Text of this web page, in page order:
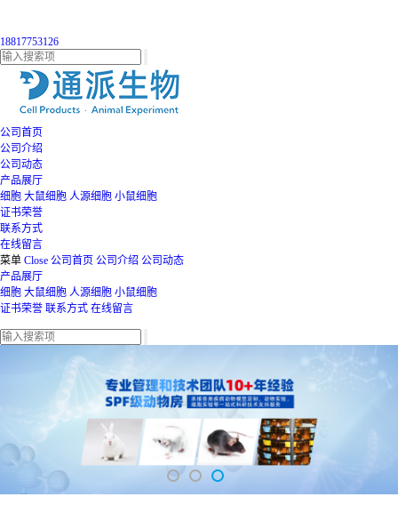
18817753126
公司首页
公司介绍
公司动态
产品展厅
细胞 大鼠细胞 人源细胞 小鼠细胞
证书荣誉
联系方式
在线留言
菜单 Close 公司首页 公司介绍 公司动态
产品展厅
细胞 大鼠细胞 人源细胞 小鼠细胞
证书荣誉 联系方式 在线留言